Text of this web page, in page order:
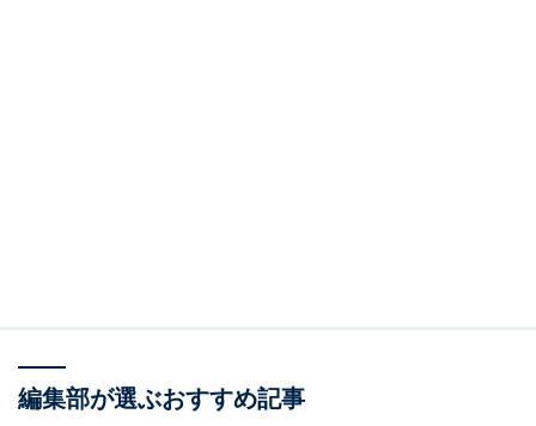
ざまな品種のつつじ約8500株が植えられた花の名所で
す。見頃となるゴールデンウィーク頃には、小高い山が
編集部が選ぶおすすめ記事